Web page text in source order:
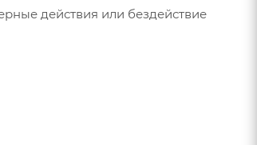
действия или бездействие